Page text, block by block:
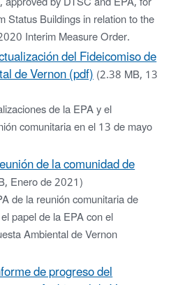
Status Buildings in relation to the
Interim Measure Order.
del Fideicomiso de
de Vernon (pdf)(2.38 MB, 13
de la EPA y el
comunitaria en el 13 de mayo
de la comunidad de
Enero de 2021)
de la reunión comunitaria de
papel de la EPA con el
Ambiental de Vernon
de progreso del